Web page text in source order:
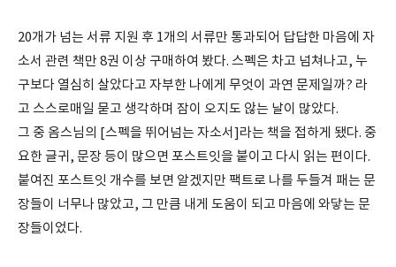
20개가 넘는 서류 지원 후 1개의 서류만 통과되어 답답한 마음에 자
소서 관련 책만 8권 이상 구매하여 봤다. 스펙은 차고 넘쳐나고, 누
구보다 열심히 살았다고 자부한 나에게 무엇이 과연 문제일까? 라
고 스스로매일 묻고 생각하며 잠이 오지도 않는 날이 많았다.
그 중 옴스님의 [스펙을 뛰어넘는 자소서]라는 책을 접하게 됐다. 중
요한 글귀, 문장 등이 많으면 포스트잇을 붙이고 다시 읽는 편이다.
붙여진 포스트잇 개수를 보면 알겠지만 팩트로 나를 두들겨 패는 문
장들이 너무나 많았고, 그 만큼 내게 도움이 되고 마음에 와닿는 문
장들이었다.